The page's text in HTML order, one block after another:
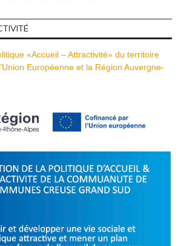
«Accueil – Attractivité» du territoire
Européenne et la Région Auvergne-